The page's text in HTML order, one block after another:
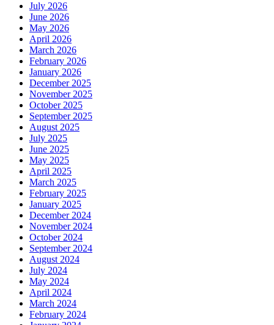
July 2026
June 2026
May 2026
April 2026
March 2026
February 2026
January 2026
December 2025
November 2025
October 2025
September 2025
August 2025
July 2025
June 2025
May 2025
April 2025
March 2025
February 2025
January 2025
December 2024
November 2024
October 2024
September 2024
August 2024
July 2024
May 2024
April 2024
March 2024
February 2024